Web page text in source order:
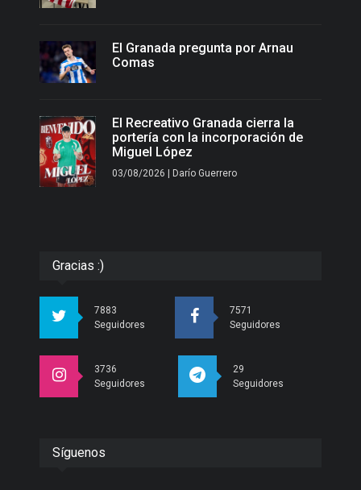
El Granada pregunta por Arnau
Comas
El Recreativo Granada cierra la
portería con la incorporación de
Miguel López
03/08/2026 | Darío Guerrero
Gracias :)
7883
Seguidores
7571
Seguidores
3736
Seguidores
29
Seguidores
Síguenos